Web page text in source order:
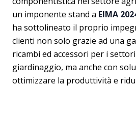
un imponente stand a EIMA
ha sottolineato il proprio
clienti non solo grazie ad una
ricambi ed accessori per i
giardinaggio, ma anche con
ottimizzare la produttività e